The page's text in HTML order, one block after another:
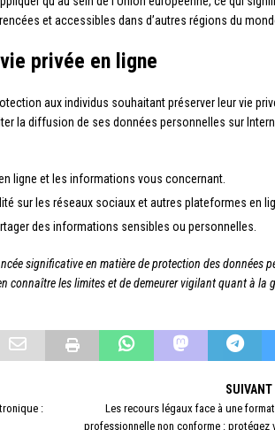
et accessibles dans d’autres régions du
privée en ligne
aux individus souhaitant préserver leur vie
la diffusion de ses données personnelles sur
ligne et les informations vous concernant.
sur les réseaux sociaux et autres plateformes en
des informations sensibles ou personnelles.
significative en matière de protection des données
connaître les limites et de demeurer vigilant quant à la
:
SUIVANT
Les recours légaux face à une
professionnelle non conforme : protégez